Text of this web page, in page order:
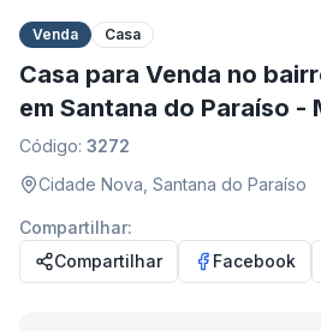
Venda Casa
Casa para Venda no
em Santana do Paraíso -
Código: 3272
Cidade Nova Santana do Paraíso
Compartilhar:
Compartilhar
Facebook